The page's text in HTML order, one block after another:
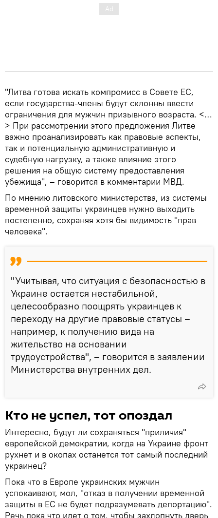
"Литва готова искать компромисс в Совете ЕС,
если государства-члены будут склонны ввести
ограничения для мужчин призывного возраста. <…
> При рассмотрении этого предложения Литве
важно проанализировать как правовые аспекты,
так и потенциальную административную и
судебную нагрузку, а также влияние этого
решения на общую систему предоставления
убежища", – говорится в комментарии МВД.
По мнению литовского министерства, из системы
временной защиты украинцев нужно выходить
постепенно, сохраняя хотя бы видимость "прав
человека".
"Учитывая, что ситуация с безопасностью в
Украине остается нестабильной,
целесообразно поощрять украинцев к
переходу на другие правовые статусы –
например, к получению вида на
жительство на основании
трудоустройства", – говорится в заявлении
Министерства внутренних дел.
Кто не успел, тот опоздал
Интересно, будут ли сохраняться "приличия"
европейской демократии, когда на Украине фронт
рухнет и в окопах останется тот самый последний
украинец?
Пока что в Европе украинских мужчин
успокаивают, мол, "отказ в получении временной
защиты в ЕС не будет подразумевать депортацию".
Речь пока что идет о том, чтобы захлопнуть дверь